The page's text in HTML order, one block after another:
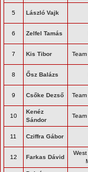
5 László Vajk
6 Zelfel Tamás
7 Kis Tibor
8 Ősz Balázs
9 Csőke Dezső
10
Kenéz
Sándor
11 Cziffra Gábor
12 Farkas Dávid